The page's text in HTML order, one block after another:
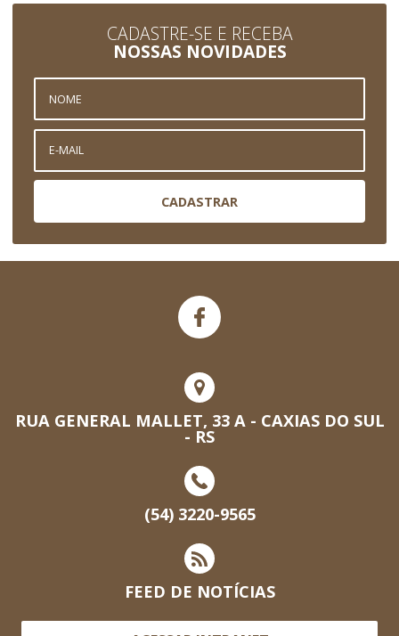
CADASTRE-SE E RECEBA
NOSSAS NOVIDADES
CADASTRAR
RUA GENERAL MALLET, 33 A - CAXIAS DO SUL
- RS
(54) 3220-9565
FEED DE NOTÍCIAS